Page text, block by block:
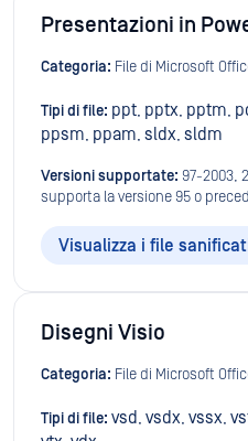
Presentazioni in
Categoria: File di Microsoft
Tipi di file: ppt, pptx, pptm,
ppsm, ppam, sldx, sldm
Versioni supportate: 97-2003,
supporta la versione 95 o
Visualizza i file
Disegni Visio
Categoria: File di Microsoft
Tipi di file: vsd, vsdx, vssx,